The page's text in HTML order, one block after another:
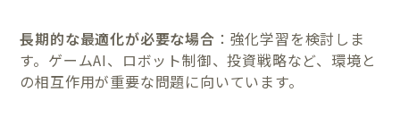
長期的な最適化が必要な場合 ：強化学習を検討しま
す。ゲームAI、ロボット制御、投資戦略など、環境と
の相互作用が重要な問題に向いています。